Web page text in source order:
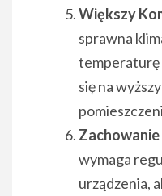
Większy
sprawna
temperaturę
się na
Zachowanie
wymaga
urządzenia,